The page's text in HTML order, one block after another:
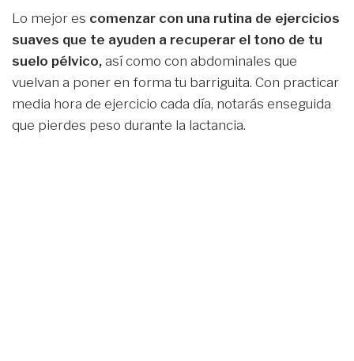
Lo mejor es comenzar con una rutina de ejercicios
suaves que te ayuden a recuperar el tono de tu
suelo pélvico, así como con abdominales que
vuelvan a poner en forma tu barriguita. Con practicar
media hora de ejercicio cada día, notarás enseguida
que pierdes peso durante la lactancia.